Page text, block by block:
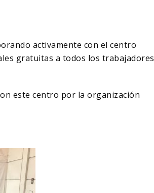
activamente con el centro
gratuitas a todos los trabajadores
este centro por la organización